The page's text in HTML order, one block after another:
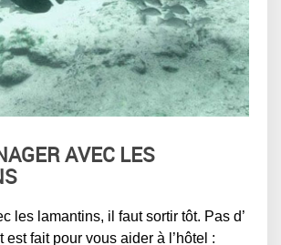
AVEC LES
les lamantins, il faut sortir tôt. Pas d’
est fait pour vous aider à l’hôtel :